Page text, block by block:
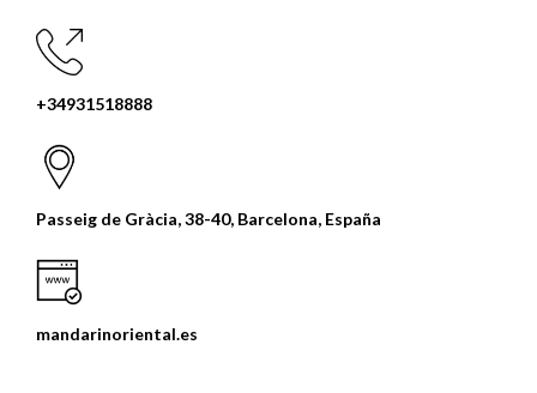
+34931518888
Passeig de Gràcia, 38-40, Barcelona, España
mandarinoriental.es